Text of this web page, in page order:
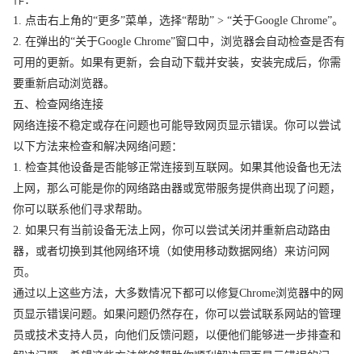
1. 点击右上角的“更多”菜单，选择“帮助” > “关于Google Chrome”。
2. 在弹出的“关于Google Chrome”窗口中，浏览器会自动检查是否有
可用的更新。如果有更新，会自动下载并安装，安装完成后，你需
要重新启动浏览器。
五、检查网络连接
网络连接不稳定或存在问题也可能导致网页显示错误。你可以尝试
以下方法来检查和解决网络问题：
1. 检查其他设备是否能够正常连接到互联网。如果其他设备也无法
上网，那么可能是你的网络路由器或宽带服务提供商出现了问题，
你可以联系他们寻求帮助。
2. 如果只有当前设备无法上网，你可以尝试关闭并重新启动路由
器，或者切换到其他网络环境（如使用移动数据网络）来访问网
页。
通过以上这些方法，大多数情况下都可以修复Chrome浏览器中的网
页显示错误问题。如果问题仍然存在，你可以尝试联系网站的管理
员或技术支持人员，向他们反馈问题，以便他们能够进一步排查和